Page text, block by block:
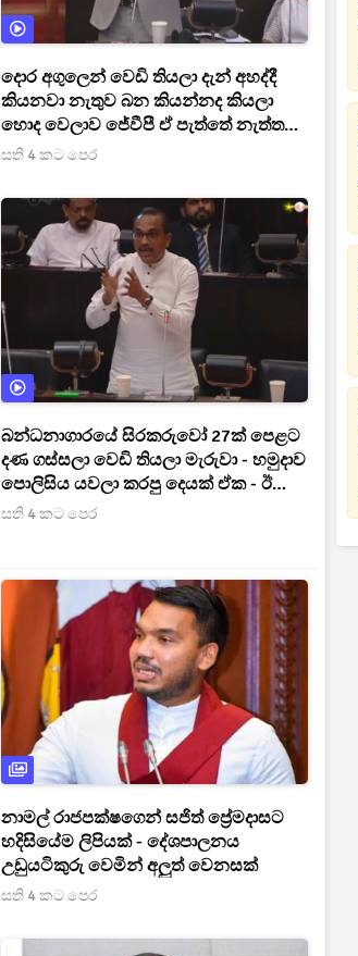
දොර අගුලෙන් වෙඩි තියලා දැන් අහද්දී
කියනවා නැතුව බන කියන්නද කියලා
හොද වෙලාව ජේවීපී ඒ පැත්තේ නැත්තම්
කුඩු වෙන්න ගහන්නේ - ජායාරූප පෙන්න
[VIDEO]
සති 4 කට පෙර
බන්ධනාගාරයේ සිරකරුවෝ 27ක් පෙළට
දණ ගස්සලා වෙඩි තියලා මැරුවා - හමුදාව
පොලිසිය යවලා කරපු දෙයක් ඒක - ඊයේ
අපරාධෙත් මත්ද්‍රව්‍ය ගෝඩ් ෆාදර්ස්ලා ටික
සති 4 කට පෙර
නාමල් රාජපක්ෂගෙන් සජිත් ප්‍රේමදාසට
හදිසියේම ලිපියක් - දේශපාලනය
උඩුයටිකුරු වෙමින් අලුත් වෙනසක්
සති 4 කට පෙර